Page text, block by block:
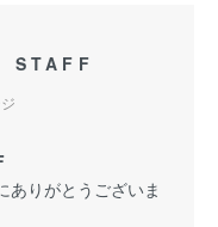
STAFF
ありがとうございま